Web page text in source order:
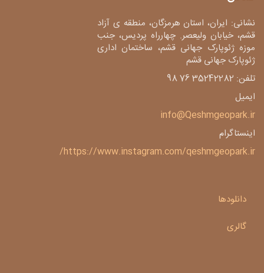
نشانی: ایران، استان هرمزگان، منطقه ی آزاد
قشم، خیابان ولیعصر. چهارراه پردیس، جنب
موزه ژئوپارک جهانی قشم، ساختمان اداری
ژئوپارک جهانی قشم
تلفن: 35242282 76 98
ایمیل
info@Qeshmgeopark.ir
اینستاگرام
https://www.instagram.com/qeshmgeopark.ir/
دانلودها
گالری